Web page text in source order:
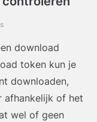
download
token kun je
downloaden,
afhankelijk of het
wel of geen